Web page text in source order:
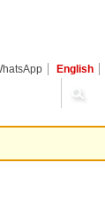
English